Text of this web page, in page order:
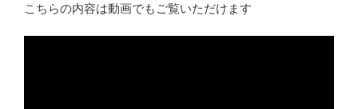
こちらの内容は動画でもご覧いただけます